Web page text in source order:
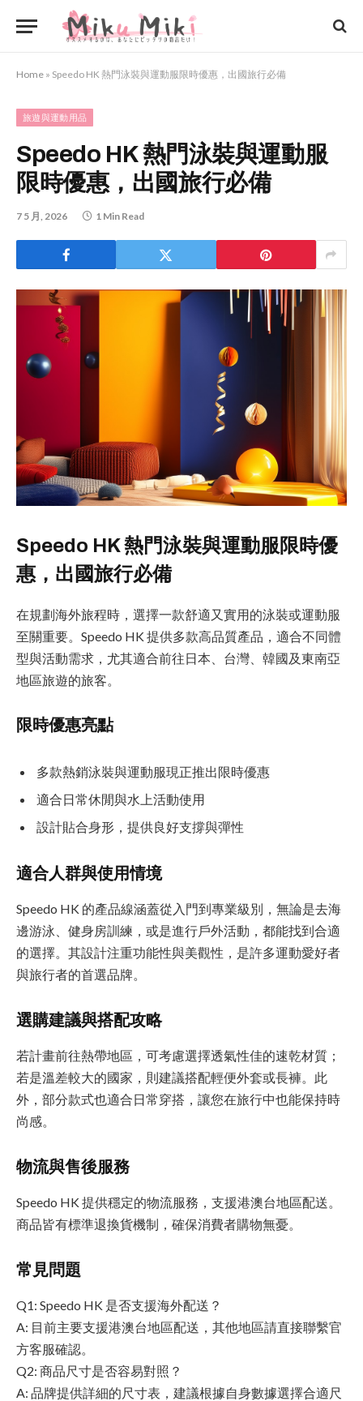
Home » Speedo HK 熱門泳裝與運動服限時優惠，出國旅行必備
旅遊與運動用品
Speedo HK 熱門泳裝與運動服
限時優惠，出國旅行必備
7 5 月, 2026 1 Min Read
Speedo HK 熱門泳裝與運動服限時優
惠，出國旅行必備
在規劃海外旅程時，選擇一款舒適又實用的泳裝或運動服
至關重要。Speedo HK 提供多款高品質產品，適合不同體
型與活動需求，尤其適合前往日本、台灣、韓國及東南亞
地區旅遊的旅客。
限時優惠亮點
多款熱銷泳裝與運動服現正推出限時優惠
適合日常休閒與水上活動使用
設計貼合身形，提供良好支撐與彈性
適合人群與使用情境
Speedo HK 的產品線涵蓋從入門到專業級別，無論是去海
邊游泳、健身房訓練，或是進行戶外活動，都能找到合適
的選擇。其設計注重功能性與美觀性，是許多運動愛好者
與旅行者的首選品牌。
選購建議與搭配攻略
若計畫前往熱帶地區，可考慮選擇透氣性佳的速乾材質；
若是溫差較大的國家，則建議搭配輕便外套或長褲。此
外，部分款式也適合日常穿搭，讓您在旅行中也能保持時
尚感。
物流與售後服務
Speedo HK 提供穩定的物流服務，支援港澳台地區配送。
商品皆有標準退換貨機制，確保消費者購物無憂。
常見問題
Q1: Speedo HK 是否支援海外配送？
A: 目前主要支援港澳台地區配送，其他地區請直接聯繫官
方客服確認。
Q2: 商品尺寸是否容易對照？
A: 品牌提供詳細的尺寸表，建議根據自身數據選擇合適尺